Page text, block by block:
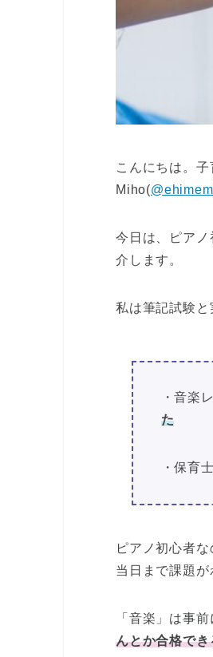
こんにちは。
Miho(
今日は、ピア
介します。
私は筆記試験と
・音楽
た
・保育
ピアノ初心者
当日まで課題が
「音楽」は事
んとか合格でき